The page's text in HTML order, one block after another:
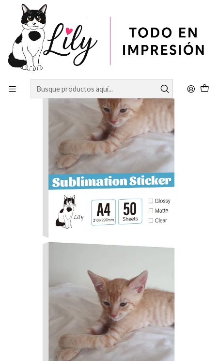
Inicio
SUBLIMACIÓN
RESMA VINILO SUBLIMABLE 50 HOJAS TAMAÑO A4